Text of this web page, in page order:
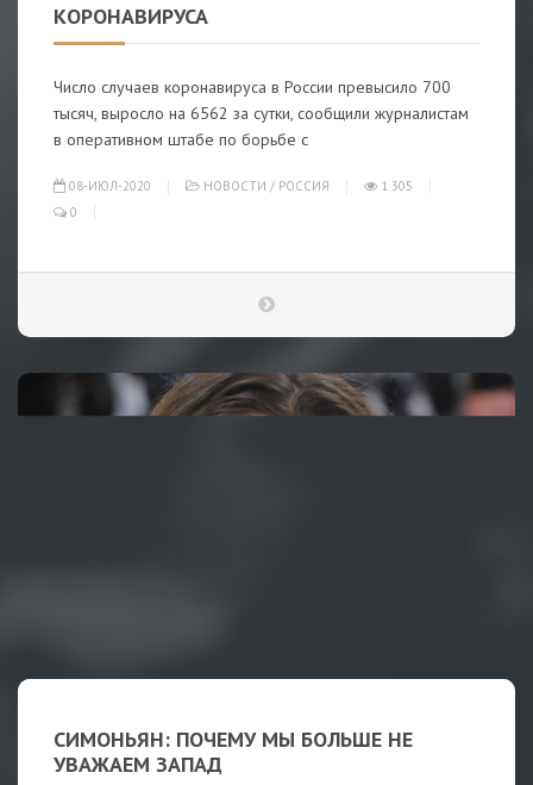
КОРОНАВИРУСА
Число случаев коронавируса в России превысило 700
тысяч, выросло на 6562 за сутки, сообщили журналистам
в оперативном штабе по борьбе с
08-ИЮЛ-2020 НОВОСТИ / РОССИЯ
1 305
0
СИМОНЬЯН: ПОЧЕМУ МЫ БОЛЬШЕ НЕ
УВАЖАЕМ ЗАПАД